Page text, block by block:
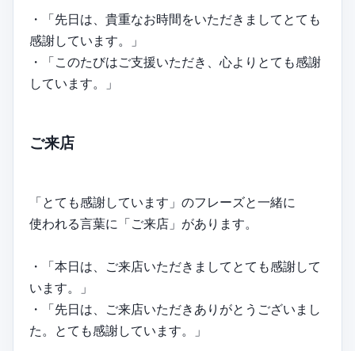
・「先日は、貴重なお時間をいただきましてとても
感謝しています。」
・「このたびはご支援いただき、心よりとても感謝
しています。」
ご来店
「とても感謝しています」のフレーズと一緒に
使われる言葉に「ご来店」があります。
・「本日は、ご来店いただきましてとても感謝して
います。」
・「先日は、ご来店いただきありがとうございまし
た。とても感謝しています。」